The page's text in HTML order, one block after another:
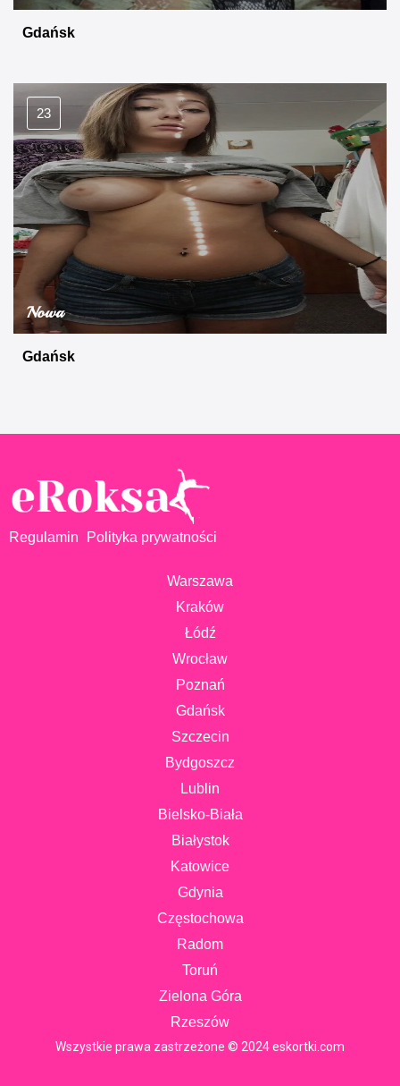
Gdańsk
23
Nowa
Gdańsk
Regulamin Polityka prywatności
Warszawa
Kraków
Łódź
Wrocław
Poznań
Gdańsk
Szczecin
Bydgoszcz
Lublin
Bielsko-Biała
Białystok
Katowice
Gdynia
Częstochowa
Radom
Toruń
Zielona Góra
Rzeszów
Wszystkie prawa zastrzeżone © 2024 eskortki.com